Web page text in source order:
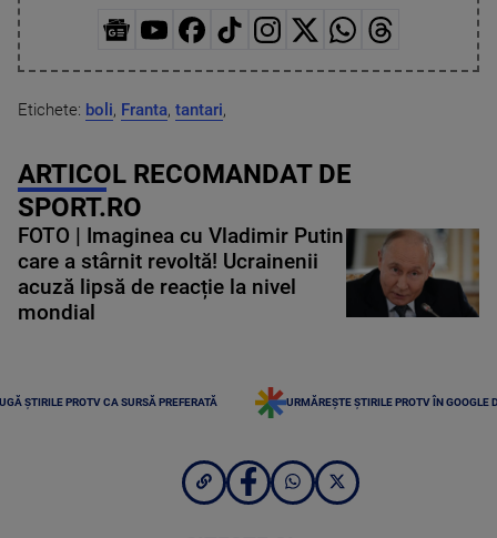
Etichete: boli, Franta, tantari,
ARTICOL RECOMANDAT DE
SPORT.RO
FOTO | Imaginea cu Vladimir Putin
care a stârnit revoltă! Ucrainenii
acuză lipsă de reacție la nivel
mondial
ȘTIRILE PROTV CA SURSĂ PREFERATĂ URMĂREȘTE ȘTIRILE PROTV ÎN GOOGLE